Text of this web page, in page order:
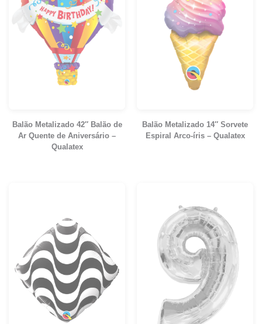
Balão Metalizado 42″ Balão de
Ar Quente de Aniversário –
Qualatex
Balão Metalizado 14″ Sorvete
Espiral Arco-íris – Qualatex